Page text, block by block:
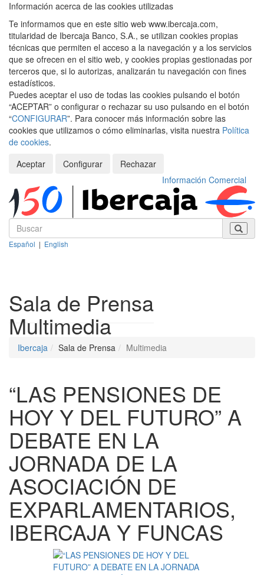
Información acerca de las cookies utilizadas
Te informamos que en este sitio web www.ibercaja.com,
titularidad de Ibercaja Banco, S.A., se utilizan cookies propias
técnicas que permiten el acceso a la navegación y a los servicios
que se ofrecen en el sitio web, y cookies propias gestionadas por
terceros que, si lo autorizas, analizarán tu navegación con fines
estadísticos.
Puedes aceptar el uso de todas las cookies pulsando el botón
“ACEPTAR” o configurar o rechazar su uso pulsando en el botón
“CONFIGURAR”. Para conocer más información sobre las
cookies que utilizamos o cómo eliminarlas, visita nuestra Política
de cookies.
Aceptar
Configurar
Rechazar
Información Comercial
Español | English
Sala de Prensa
Multimedia
Ibercaja Sala de Prensa Multimedia
“LAS PENSIONES DE
HOY Y DEL FUTURO” A
DEBATE EN LA
JORNADA DE LA
ASOCIACIÓN DE
EXPARLAMENTARIOS,
IBERCAJA Y FUNCAS